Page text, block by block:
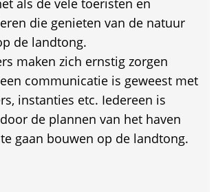
als de vele toeristen en
die genieten van de natuur
de landtong.
maken zich ernstig zorgen
communicatie is geweest met
instanties etc. Iedereen is
de plannen van het haven
gaan bouwen op de landtong.